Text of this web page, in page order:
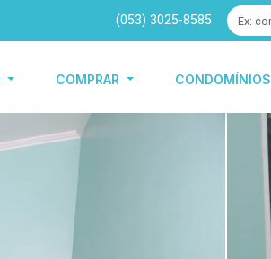
(053) 3025-8585
COMPRAR CONDOMÍNIOS